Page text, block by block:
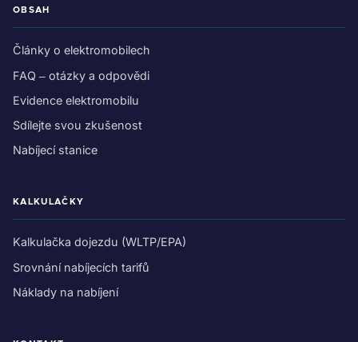
OBSAH
Články o elektromobilech
FAQ – otázky a odpovědi
Evidence elektromobilu
Sdílejte svou zkušenost
Nabíjecí stanice
KALKULAČKY
Kalkulačka dojezdu (WLTP/EPA)
Srovnání nabíjecích tarifů
Náklady na nabíjení